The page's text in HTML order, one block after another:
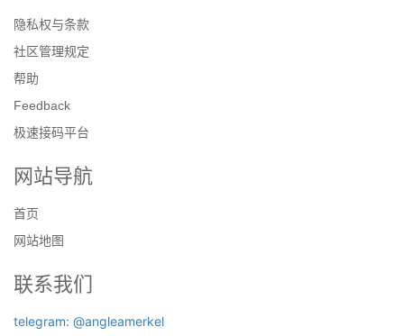
隐私权与条款
社区管理规定
帮助
Feedback
极速接码平台
网站导航
首页
网站地图
联系我们
telegram: @angleamerkel